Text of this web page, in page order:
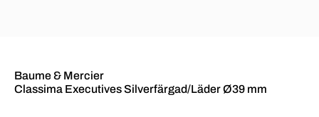
Baume & Mercier
Classima Executives Silverfärgad/Läder Ø39 mm